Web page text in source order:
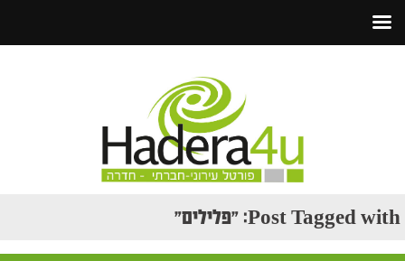
Post Tagged with: "פלילים"